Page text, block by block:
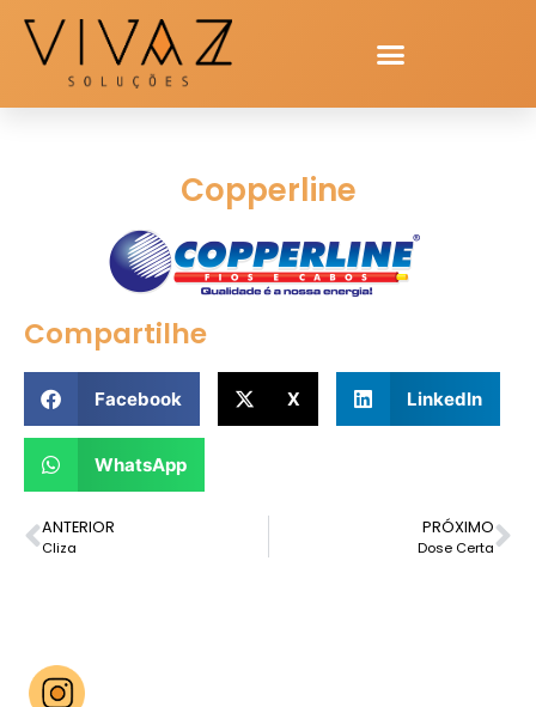
Copperline
Compartilhe
Facebook X LinkedIn
WhatsApp
ANTERIOR
Cliza
PRÓXIMO
Dose Certa